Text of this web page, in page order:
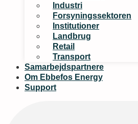
Industri
Forsyningssektoren
Institutioner
Landbrug
Retail
Transport
Samarbejdspartnere
Om Ebbefos Energy
Support